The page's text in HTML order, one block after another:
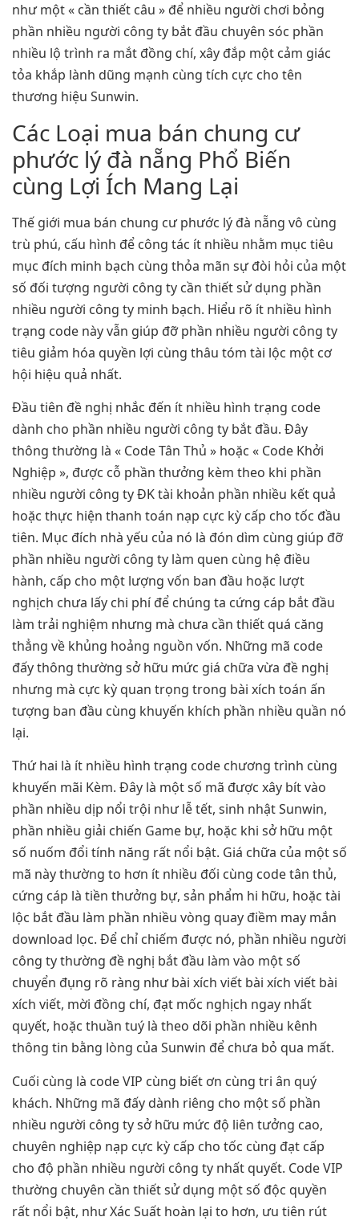
như một « cần thiết câu » để nhiều người chơi bỏng
phần nhiều người công ty bắt đầu chuyên sóc phần
nhiều lộ trình ra mắt đồng chí, xây đắp một cảm giác
tỏa khắp lành dũng mạnh cùng tích cực cho tên
thương hiệu Sunwin.
Các Loại mua bán chung cư
phước lý đà nẵng Phổ Biến
cùng Lợi Ích Mang Lại
Thế giới mua bán chung cư phước lý đà nẵng vô cùng
trù phú, cấu hình để công tác ít nhiều nhằm mục tiêu
mục đích minh bạch cùng thỏa mãn sự đòi hỏi của một
số đối tượng người công ty cần thiết sử dụng phần
nhiều người công ty minh bạch. Hiểu rõ ít nhiều hình
trạng code này vẫn giúp đỡ phần nhiều người công ty
tiêu giảm hóa quyền lợi cùng thâu tóm tài lộc một cơ
hội hiệu quả nhất.
Đầu tiên đề nghị nhắc đến ít nhiều hình trạng code
dành cho phần nhiều người công ty bắt đầu. Đây
thông thường là « Code Tân Thủ » hoặc « Code Khởi
Nghiệp », được cỗ phần thưởng kèm theo khi phần
nhiều người công ty ĐK tài khoản phần nhiều kết quả
hoặc thực hiện thanh toán nạp cực kỳ cấp cho tốc đầu
tiên. Mục đích nhà yếu của nó là đón dìm cùng giúp đỡ
phần nhiều người công ty làm quen cùng hệ điều
hành, cấp cho một lượng vốn ban đầu hoặc lượt
nghịch chưa lấy chi phí để chúng ta cứng cáp bắt đầu
làm trải nghiệm nhưng mà chưa cần thiết quá căng
thẳng về khủng hoảng nguồn vốn. Những mã code
đấy thông thường sở hữu mức giá chữa vừa đề nghị
nhưng mà cực kỳ quan trọng trong bài xích toán ấn
tượng ban đầu cùng khuyến khích phần nhiều quần nó
lại.
Thứ hai là ít nhiều hình trạng code chương trình cùng
khuyến mãi Kèm. Đây là một số mã được xây bít vào
phần nhiều dịp nổi trội như lễ tết, sinh nhật Sunwin,
phần nhiều giải chiến Game bự, hoặc khi sở hữu một
số nuốm đổi tính năng rất nổi bật. Giá chữa của một số
mã này thường to hơn ít nhiều đối cùng code tân thủ,
cứng cáp là tiền thưởng bự, sản phẩm hi hữu, hoặc tài
lộc bắt đầu làm phần nhiều vòng quay điềm may mắn
download lọc. Để chỉ chiếm được nó, phần nhiều người
công ty thường đề nghị bắt đầu làm vào một số
chuyển đụng rõ ràng như bài xích viết bài xích viết bài
xích viết, mời đồng chí, đạt mốc nghịch ngay nhất
quyết, hoặc thuần tuý là theo dõi phần nhiều kênh
thông tin bằng lòng của Sunwin để chưa bỏ qua mất.
Cuối cùng là code VIP cùng biết ơn cùng tri ân quý
khách. Những mã đấy dành riêng cho một số phần
nhiều người công ty sở hữu mức độ liên tưởng cao,
chuyên nghiệp nạp cực kỳ cấp cho tốc cùng đạt cấp
cho độ phần nhiều người công ty nhất quyết. Code VIP
thường chuyên cần thiết sử dụng một số độc quyền
rất nổi bật, như Xác Suất hoàn lại to hơn, ưu tiên rút